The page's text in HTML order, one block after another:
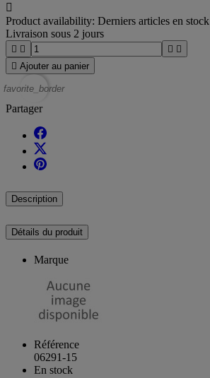

Product availability: Derniers articles en stock
Livraison sous 2 jours
   
 Ajouter au panier
favorite_border
Partager
Description
Détails du produit
Marque
Référence
06291-15
En stock